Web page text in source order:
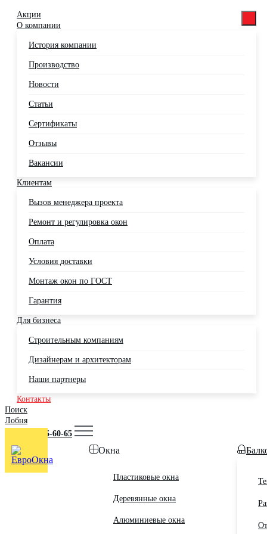
Акции
О компании
История компании
Производство
Новости
Статьи
Сертификаты
Отзывы
Вакансии
Клиентам
Вызов менеджера проекта
Ремонт и регулировка окон
Оплата
Условия доставки
Монтаж окон по ГОСТ
Гарантия
Для бизнеса
Строительным компаниям
Дизайнерам и архитекторам
Наши партнеры
Контакты
Поиск
Лобня
+7 (495) 725-60-65
Окна
Пластиковые окна
Деревянные окна
Алюминиевые окна